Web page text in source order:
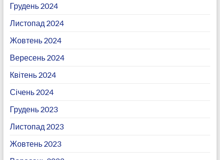
Грудень 2024
Листопад 2024
Жовтень 2024
Вересень 2024
Квітень 2024
Січень 2024
Грудень 2023
Листопад 2023
Жовтень 2023